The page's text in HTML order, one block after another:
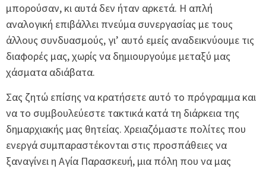
μπορούσαν, κι αυτά δεν ήταν αρκετά. Η απλή
αναλογική επιβάλλει πνεύμα συνεργασίας με τους
άλλους συνδυασμούς, γι’ αυτό εμείς αναδεικνύουμε τις
διαφορές μας, χωρίς να δημιουργούμε μεταξύ μας
χάσματα αδιάβατα.
Σας ζητώ επίσης να κρατήσετε αυτό το πρόγραμμα και
να το συμβουλεύεστε τακτικά κατά τη διάρκεια της
δημαρχιακής μας θητείας. Χρειαζόμαστε πολίτες που
ενεργά συμπαραστέκονται στις προσπάθειες να
ξαναγίνει η Αγία Παρασκευή, μια πόλη που να μας